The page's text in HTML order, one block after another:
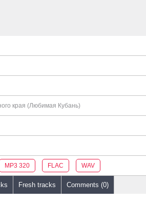
края (Любимая Кубань)
MP3 320 FLAC WAV
Fresh tracks Comments (0)